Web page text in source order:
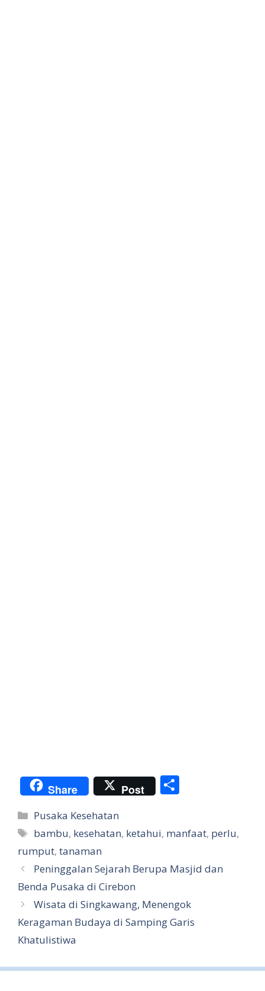
Share Post
e
Categories
Pusaka Kesehatan
Tags
bambu, kesehatan, ketahui, manfaat, perlu,
rumput, tanaman
Peninggalan Sejarah Berupa Masjid dan
Benda Pusaka di Cirebon
Wisata di Singkawang, Menengok
Keragaman Budaya di Samping Garis
Khatulistiwa